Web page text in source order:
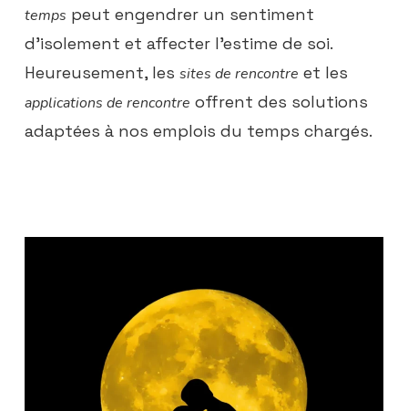
temps peut engendrer un sentiment
d’isolement et affecter l’estime de soi.
Heureusement, les sites de rencontre et les
applications de rencontre offrent des solutions
adaptées à nos emplois du temps chargés.